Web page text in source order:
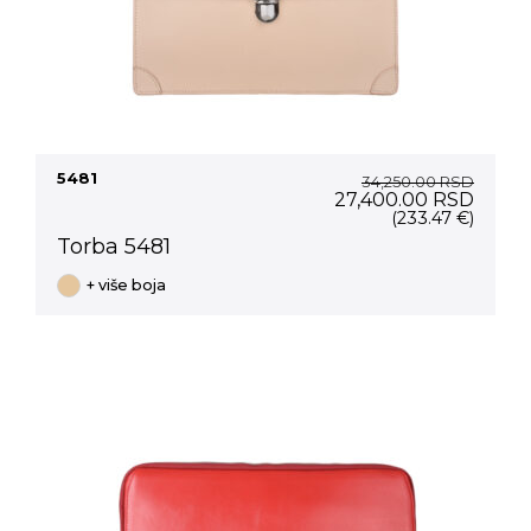
5481 34,250.00RSD
Original
price
27,400.00 RSD
(233.47 €)
Torba 5481
+ više boja